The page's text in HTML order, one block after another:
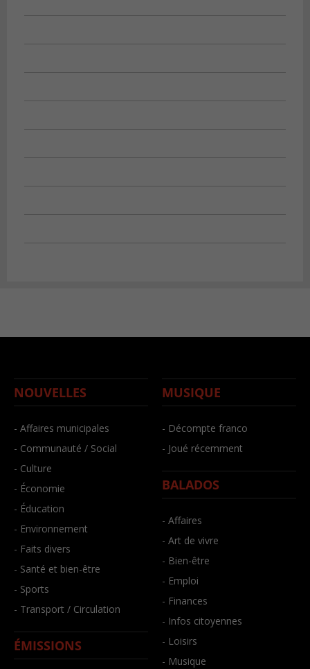
NOUVELLES
- Affaires municipales
- Communauté / Social
- Culture
- Économie
- Éducation
- Environnement
- Faits divers
- Santé et bien-être
- Sports
- Transport / Circulation
ÉMISSIONS
MUSIQUE
- Décompte franco
- Joué récemment
BALADOS
- Affaires
- Art de vivre
- Bien-être
- Emploi
- Finances
- Infos citoyennes
- Loisirs
- Musique